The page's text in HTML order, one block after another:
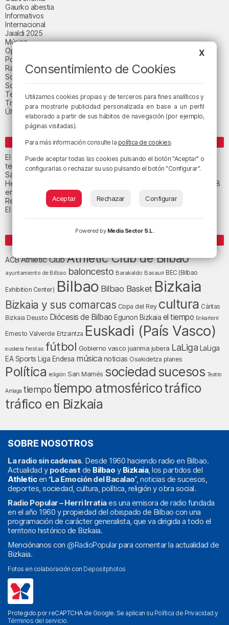
Gaurko abestia
Informativos
Internacional
Jaialdi 2025
Música
Opinión
Política
Radio Popular-Herri Irratia
Social y religión
Sociedad
Tecnología
Triple B
Última hora
ENTRADAS RECIENTES
El tiempo este viernes en Bizkaia: subida notable de las
temperaturas máximas
San Juan de Gaztelugatxe cerrará el día del eclipse
Heridas dos personas en un accidente entre tres vehículos en la A8
en Muskiz
Recuperado el cuerpo sin vida de una mujer en la ría de Bilbao
El tiempo este jueves en Bizkaia: cielo muy nuboso
ACBAthletic ClubAthletic Club de Bilbao
ayuntamiento de Bilbao baloncesto Barakaldo Basauri BEC (Bilbao
Exhibition Center) Bilbao Bilbao Basket Bizkaia
Bizkaia y sus comarcas Copa del Rey cultura Cáritas
Bizkaia Deusto Diócesis de Bilbao Egunon Bizkaia el tiempo Enkarterri
Ernesto Valverde Ertzaintza Euskadi (País Vasco)
euskera fiestas fútbol Gobierno vasco juanma jubera LaLiga LaLiga
EA Sports Liga Endesa música noticias Osakidetza planes
Política religión San Mamés sociedad sucesos Teatro
Arriaga tiempo tiempo atmosféricotráfico
tráfico en Bizkaia
SOBRE NOSOTROS
La radio sin cadenas. Desde 1960 haciendo radio en Bilbao.
Actualidad y podcast de Bilbao y Bizkaia, los partidos del
Athleticen ‘La Emoción del Bacalao’, noticias de sucesos,
deportes, sociedad, cultura, política, religión y obra social.
Radio Popular – Herri Irratiaes una emisora de radio fundada
en el año 1960 y propiedad del obispado de Bilbao con una
programación de carácter generalista, que va dirigida a todo el
territorio histórico de Bizkaia.
Menciónanos con @RadioPopularpara comentar la actualidad de
Bizkaia.
Fotos en colaboración con Depositphotos
Protegido por reCAPTCHA de Google. Se aplican su Política de Privacidad y
Términos del servicio.
X
Consentimiento de Cookies
Utilizamos cookies propias y de terceros para fines analíticos y
para mostrarle publicidad personalizada en base a un perfil
elaborado a partir de sus hábitos de navegación (por ejemplo,
páginas visitadas).
Para más información consulte la política de cookies.
Puede aceptar todas las cookies pulsando el botón "Aceptar" o
configurarlas o rechazar su uso pulsando el botón "Configurar".
Aceptar Rechazar Configurar
Powered by Media Sector S.L.